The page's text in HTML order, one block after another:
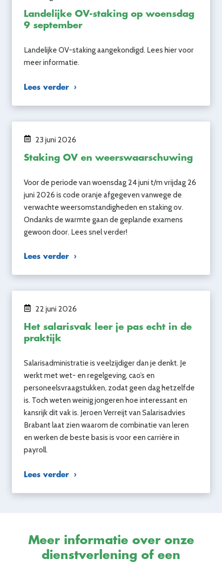
Landelijke OV-staking op woensdag
9 september
Landelijke OV-staking aangekondigd. Lees hier voor
meer informatie.
Lees verder
23 juni 2026
Staking OV en weerswaarschuwing
Voor de periode van woensdag 24 juni t/m vrijdag 26
juni 2026 is code oranje afgegeven vanwege de
verwachte weersomstandigheden en staking ov.
Ondanks de warmte gaan de geplande examens
gewoon door. Lees snel verder!
Lees verder
22 juni 2026
Het salarisvak leer je pas echt in de
praktijk
Salarisadministratie is veelzijdiger dan je denkt. Je
werkt met wet- en regelgeving, cao’s en
personeelsvraagstukken, zodat geen dag hetzelfde
is. Toch weten weinig jongeren hoe interessant en
kansrijk dit vak is. Jeroen Verreijt van Salarisadvies
Brabant laat zien waarom de combinatie van leren
en werken de beste basis is voor een carrière in
payroll.
Lees verder
Meer informatie over onze
dienstverlening of een